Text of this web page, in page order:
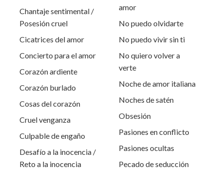
Chantaje sentimental /
Posesión cruel
Cicatrices del amor
Concierto para el amor
Corazón ardiente
Corazón burlado
Cosas del corazón
Cruel venganza
Culpable de engaño
Desafío a la inocencia /
Reto a la inocencia
amor
No puedo olvidarte
No puedo vivir sin ti
No quiero volver a
verte
Noche de amor italiana
Noches de satén
Obsesión
Pasiones en conflicto
Pasiones ocultas
Pecado de seducción